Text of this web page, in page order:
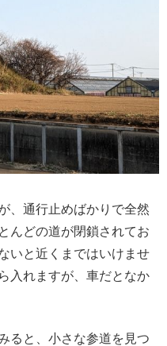
、通行止めばかりで全然
んどの道が閉鎖されてお
いと近くまではいけませ
入れますが、車だとなか
ると、小さな参道を見つ